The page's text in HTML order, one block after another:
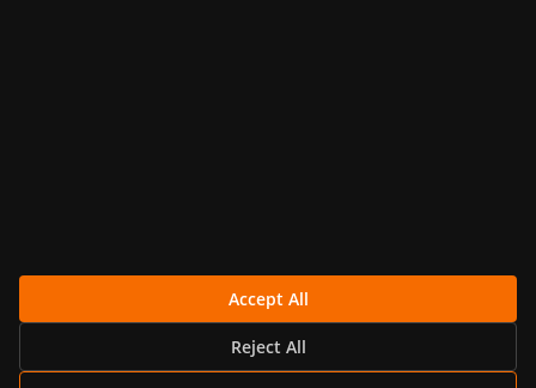
Accept All
Reject All